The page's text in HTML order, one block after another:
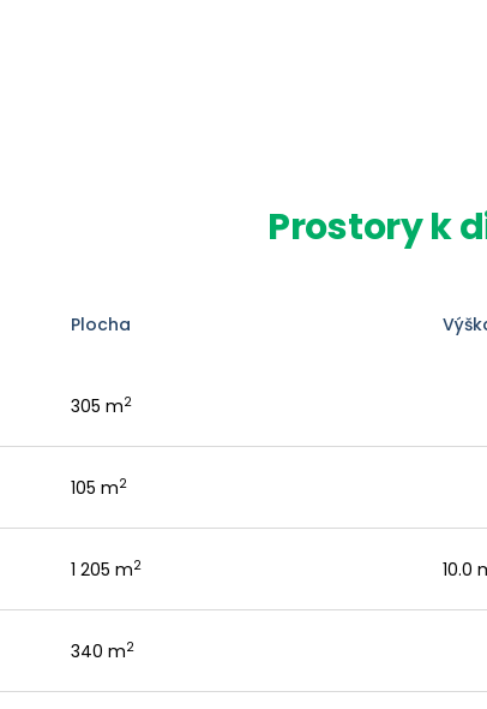
Prostory k
Plocha
305 m2
105 m2
1 205 m2 10.0
340 m2